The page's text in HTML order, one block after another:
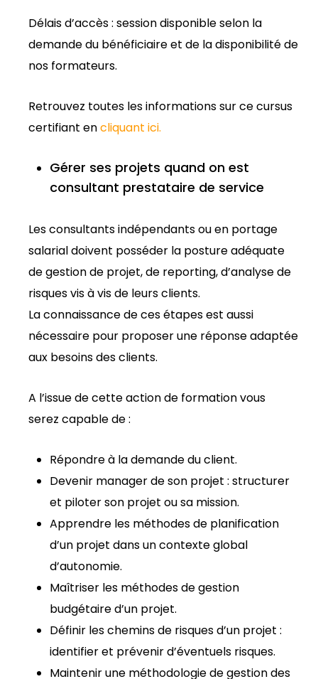
Délais d’accès : session disponible selon la
demande du bénéficiaire et de la disponibilité de
nos formateurs.
Retrouvez toutes les informations sur ce cursus
certifiant encliquant ici.
Gérer ses projets quand on est
consultant prestataire de service
Les consultants indépendants ou en portage
salarial doivent posséder la posture adéquate
de gestion de projet, de reporting, d’analyse de
risques vis à vis de leurs clients.
La connaissance de ces étapes est aussi
nécessaire pour proposer une réponse adaptée
aux besoins des clients.
A l’issue de cette action de formation vous
serez capable de :
Répondre à la demande du client.
Devenir manager de son projet : structurer
et piloter son projet ou sa mission.
Apprendre les méthodes de planification
d’un projet dans un contexte global
d’autonomie.
Maîtriser les méthodes de gestion
budgétaire d’un projet.
Définir les chemins de risques d’un projet :
identifier et prévenir d’éventuels risques.
Maintenir une méthodologie de gestion des